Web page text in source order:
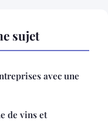
sujet
avec une
de vins et